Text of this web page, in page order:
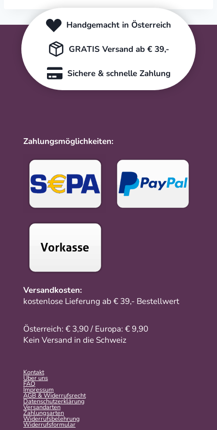
Handgemacht in Österreich
GRATIS Versand ab € 39,-
Sichere & schnelle Zahlung
Zahlungsmöglichkeiten:
Versandkosten:
kostenlose Lieferung ab € 39,- Bestellwert
Österreich: € 3,90 / Europa: € 9,90
Kein Versand in die Schweiz
Kontakt
Über uns
FAQ
Impressum
AGB & Widerrufsrecht
Datenschutzerklärung
Versandarten
Zahlungsarten
Widerrufsbelehrung
Widerrufs­formular